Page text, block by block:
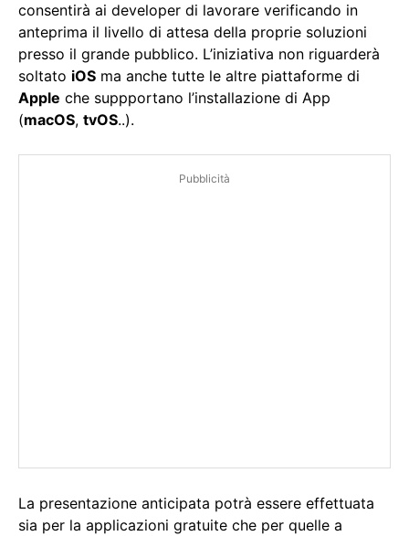
consentirà ai developer di lavorare verificando in
anteprima il livello di attesa della proprie soluzioni
presso il grande pubblico. L’iniziativa non riguarderà
soltato iOS ma anche tutte le altre piattaforme di
Apple che suppportano l’installazione di App
(macOS, tvOS..).
Pubblicità
La presentazione anticipata potrà essere effettuata
sia per la applicazioni gratuite che per quelle a